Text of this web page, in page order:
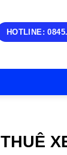
HOTLINE: